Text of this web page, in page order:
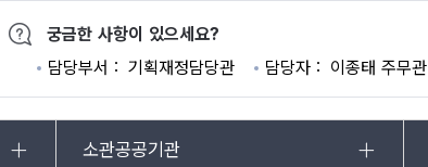
궁금한 사항이 있으세요?
담당부서
기획재정담당관 담당자 이종태 주무관
소관공공기관